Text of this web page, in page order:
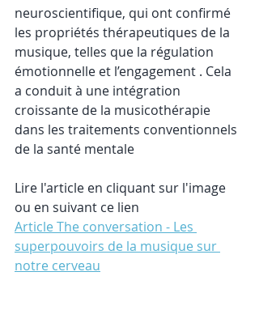
neuroscientifique, qui ont confirmé
les propriétés thérapeutiques de la
musique, telles que la régulation
émotionnelle et l’engagement . Cela
a conduit à une intégration
croissante de la musicothérapie
dans les traitements conventionnels
de la santé mentale
Lire l'article en cliquant sur l'image
ou en suivant ce lien
Article The conversation - Les
superpouvoirs de la musique sur
notre cerveau